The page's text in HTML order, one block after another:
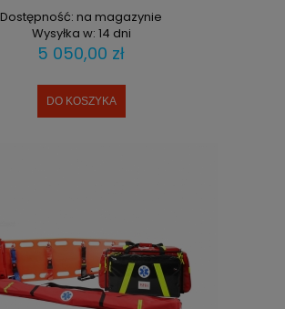
Dostępność: na magazynie
Wysyłka w: 14 dni
5 050,00 zł
DO KOSZYKA